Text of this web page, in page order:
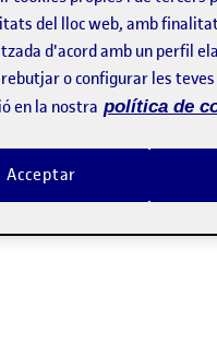
parcial
1
del lloc web, amb
d'acord amb un perfil
o configurar les
en la nostra política de
Acceptar